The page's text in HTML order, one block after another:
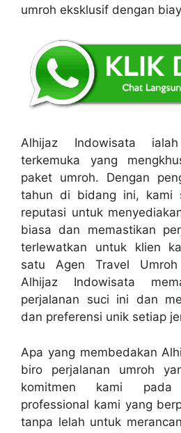
umroh eksklusif dengan
Alhijaz Indowisata
terkemuka yang
paket umroh. Dengan
tahun di bidang ini, kami
reputasi untuk
biasa dan memastikan
terlewatkan untuk klien
satu Agen Travel
Alhijaz Indowisata
perjalanan suci ini dan
dan preferensi unik setiap
Apa yang membedakan
biro perjalanan umroh
komitmen kami
professional kami yang
tanpa lelah untuk